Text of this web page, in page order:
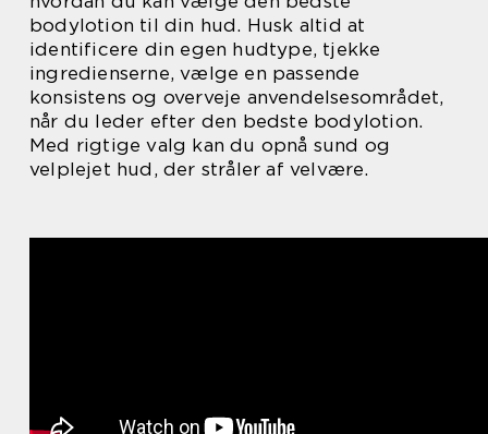
bodylotion til din hud. Husk altid at
identificere din egen hudtype, tjekke
ingredienserne, vælge en passende
konsistens og overveje anvendelsesområdet,
når du leder efter den bedste bodylotion.
Med rigtige valg kan du opnå sund og
velplejet hud, der stråler af velvære.